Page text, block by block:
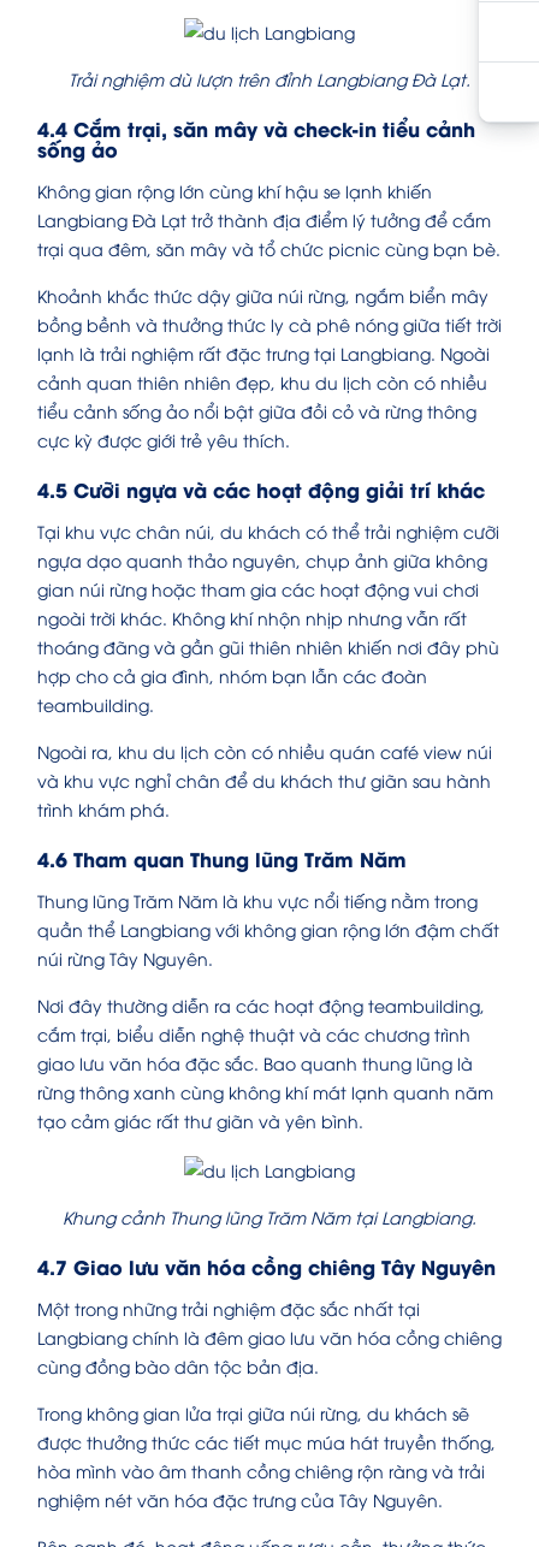
Trải nghiệm dù lượn trên đỉnh Langbiang Đà Lạt.
4.4 Cắm trại, săn mây và check-in tiểu cảnh
sống ảo
Không gian rộng lớn cùng khí hậu se lạnh khiến
Langbiang Đà Lạt trở thành địa điểm lý tưởng để cắm
trại qua đêm, săn mây và tổ chức picnic cùng bạn bè.
Khoảnh khắc thức dậy giữa núi rừng, ngắm biển mây
bồng bềnh và thưởng thức ly cà phê nóng giữa tiết trời
lạnh là trải nghiệm rất đặc trưng tại Langbiang. Ngoài
cảnh quan thiên nhiên đẹp, khu du lịch còn có nhiều
tiểu cảnh sống ảo nổi bật giữa đồi cỏ và rừng thông
cực kỳ được giới trẻ yêu thích.
4.5 Cưỡi ngựa và các hoạt động giải trí khác
Tại khu vực chân núi, du khách có thể trải nghiệm cưỡi
ngựa dạo quanh thảo nguyên, chụp ảnh giữa không
gian núi rừng hoặc tham gia các hoạt động vui chơi
ngoài trời khác. Không khí nhộn nhịp nhưng vẫn rất
thoáng đãng và gần gũi thiên nhiên khiến nơi đây phù
hợp cho cả gia đình, nhóm bạn lẫn các đoàn
teambuilding.
Ngoài ra, khu du lịch còn có nhiều quán café view núi
và khu vực nghỉ chân để du khách thư giãn sau hành
trình khám phá.
4.6 Tham quan Thung lũng Trăm Năm
Thung lũng Trăm Năm là khu vực nổi tiếng nằm trong
quần thể Langbiang với không gian rộng lớn đậm chất
núi rừng Tây Nguyên.
Nơi đây thường diễn ra các hoạt động teambuilding,
cắm trại, biểu diễn nghệ thuật và các chương trình
giao lưu văn hóa đặc sắc. Bao quanh thung lũng là
rừng thông xanh cùng không khí mát lạnh quanh năm
tạo cảm giác rất thư giãn và yên bình.
Khung cảnh Thung lũng Trăm Năm tại Langbiang.
4.7 Giao lưu văn hóa cồng chiêng Tây Nguyên
Một trong những trải nghiệm đặc sắc nhất tại
Langbiang chính là đêm giao lưu văn hóa cồng chiêng
cùng đồng bào dân tộc bản địa.
Trong không gian lửa trại giữa núi rừng, du khách sẽ
được thưởng thức các tiết mục múa hát truyền thống,
hòa mình vào âm thanh cồng chiêng rộn ràng và trải
nghiệm nét văn hóa đặc trưng của Tây Nguyên.